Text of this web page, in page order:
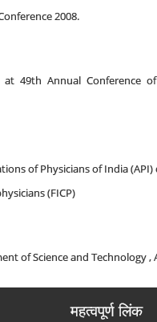
2008.
at 49th Annual Conference
of Physicians of India
(FICP)
of Science and Technology ,
महत्वपूर्ण लिंक